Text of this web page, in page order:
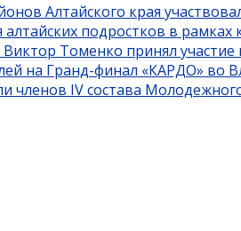
Алтайского края
подростков в рамках
Виктор Томенко принял
на Гранд-финал «КАРДО» во
членов IV состава